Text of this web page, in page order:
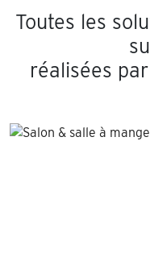
Toutes les
réalisées